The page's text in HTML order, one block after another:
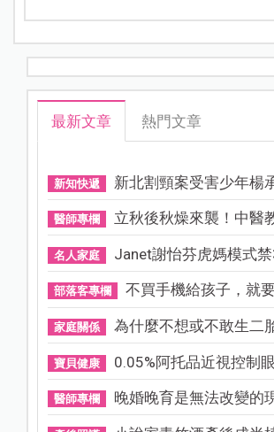
最新文章 熱門文章
新知快遞 新北割頸案受害少年楊
醫師專欄 立秋後秋燥來襲！中醫
名人家庭 Janet謝怡芬虎媽模式禁
部落客專欄 不買手機給孩子，就
家庭關係 為什麼不想或不敢生二
寶貝健康 0.05%阿托品近視控制
醫師專欄 晚婚晚育是無法改變的